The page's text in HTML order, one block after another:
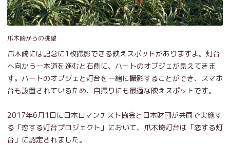
爪木崎からの眺望
爪木崎には記念に1枚撮影できる映えスポットがありますよ。灯台
へ向かう一本道を進むと右側に、ハートのオブジェが見えてきま
す。ハートのオブジェと灯台を一緒に撮影することができ、スマホ
台も設置されているため、自撮りにも最適な映えスポットです。
2017年6月1日に日本ロマンチスト協会と日本財団が共同で実施す
る「恋する灯台プロジェクト」において、爪木埼灯台は「恋する灯
台」に認定されました。